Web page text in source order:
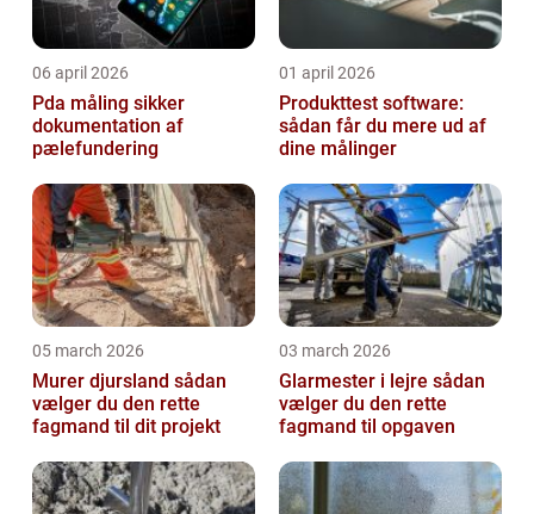
06 april 2026
Pda måling sikker
dokumentation af
pælefundering
01 april 2026
Produkttest software:
sådan får du mere ud af
dine målinger
05 march 2026
Murer djursland sådan
vælger du den rette
fagmand til dit projekt
03 march 2026
Glarmester i lejre sådan
vælger du den rette
fagmand til opgaven